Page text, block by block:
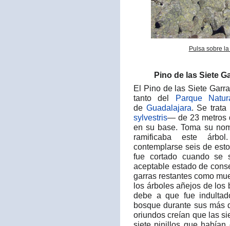
Pulsa sobre
Pino de las Siete
El Pino de las Siete
tanto del Parque
de Guadalajara. Se
sylvestris— de 23 metros
en su base. Toma su
ramificaba este
contemplarse seis de
fue cortado cuando se
aceptable estado de
garras restantes como
los árboles añejos de los
debe a que fue
bosque durante sus más
oriundos creían que las